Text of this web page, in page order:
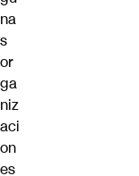
na
s
or
ga
niz
aci
on
es